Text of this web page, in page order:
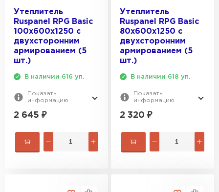
Утеплитель
Ruspanel RPG Basic
100х600х1250 с
двухсторонним
армированием (5
шт.)
В наличии 616 уп.
Показать
информацию
2 645 ₽
Утеплитель
Ruspanel RPG Basic
80х600х1250 с
двухсторонним
армированием (5
шт.)
В наличии 618 уп.
Показать
информацию
2 320 ₽